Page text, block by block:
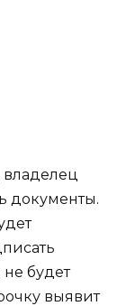
владелец
документы.
не будет
выявит